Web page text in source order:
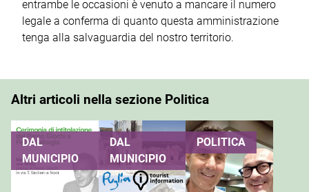
entrambe le occasioni è venuto a mancare il numero
legale a conferma di quanto questa amministrazione
tenga alla salvaguardia del nostro territorio.
Altri articoli nella sezione Politica
DAL
MUNICIPIO
DAL
MUNICIPIO
POLITICA